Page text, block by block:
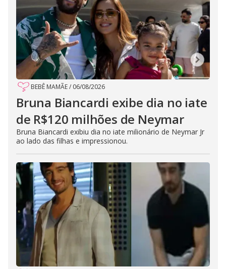
BEBÊ MAMÃE/ 06/08/2026
Bruna Biancardi exibe dia no iate
de R$120 milhões de Neymar
Bruna Biancardi exibiu dia no iate milionário de Neymar Jr
ao lado das filhas e impressionou.